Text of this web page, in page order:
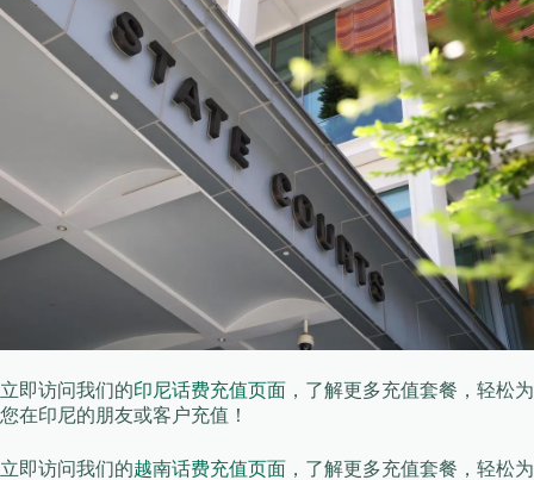
立即访问我们的印尼话费充值页面 ，了解更多充值套餐，轻松为
您在印尼的朋友或客户充值！
立即访问我们的越南话费充值页面 ，了解更多充值套餐，轻松为